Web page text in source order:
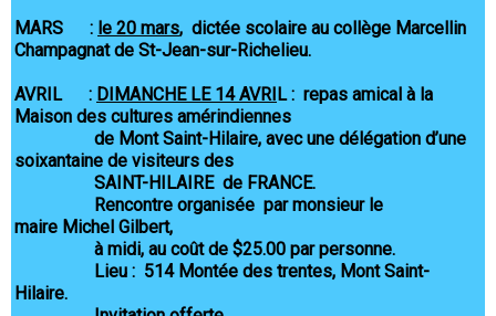
MARS : le 20 mars, dictée scolaire au collège Marcellin
Champagnat de St-Jean-sur-Richelieu.
AVRIL : DIMANCHE LE 14 AVRIL : repas amical à la
Maison des cultures amérindiennes
de Mont Saint-Hilaire, avec une délégation d’une
soixantaine de visiteurs des
SAINT-HILAIRE de FRANCE.
Rencontre organisée par monsieur le
maire Michel Gilbert,
à midi, au coût de $25.00 par personne.
Lieu : 514 Montée des trentes, Mont Saint-
Hilaire.